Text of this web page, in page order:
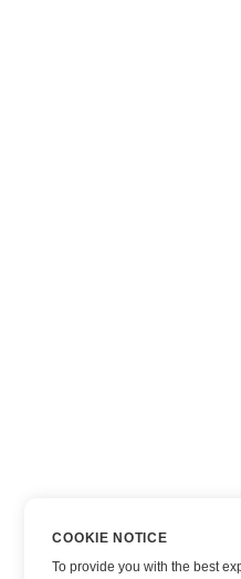
COOKIE NOTICE
To provide you with the best